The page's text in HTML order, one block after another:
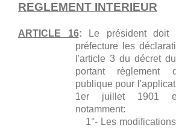
REGLEMENT INTERIEUR
ARTICLE 16:
Le président doit
préfecture les
l'article 3 du décret
portant règlement
publique pour
1er juillet 1901
notamment:
1°- Les modifications